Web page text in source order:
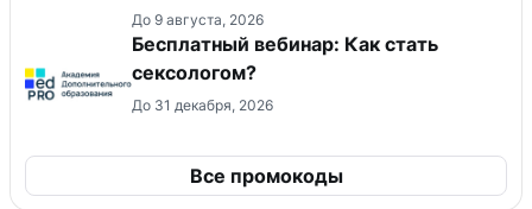
До 9 августа, 2026
Бесплатный вебинар: Как стать
сексологом?
До 31 декабря, 2026
Все промокоды